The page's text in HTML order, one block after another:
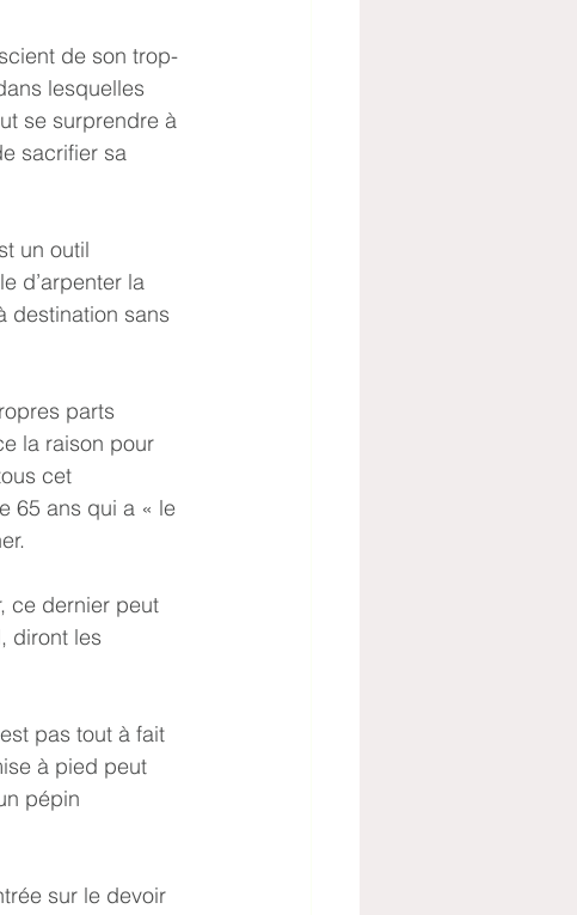
lesquelles
se surprendre à
sacrifier sa
d’arpenter la
destination sans
la raison pour
cet
65 ans qui a « le
diront les
à pied peut
pépin